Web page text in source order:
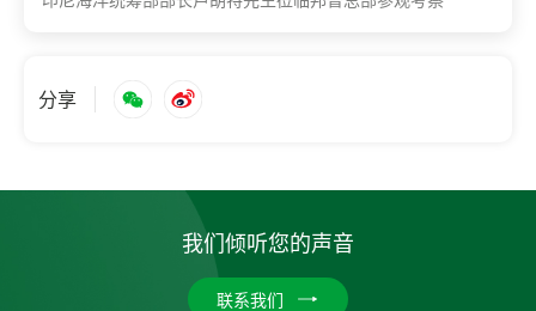
分享
我们倾听您的声音
联系我们